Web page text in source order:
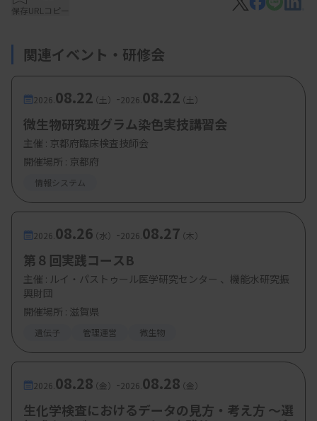
・小児がん領域におけるゲノム医療の現状と課題
その解決に向けて
・呼吸器疾患領域におけるゲノム医療の現状と課
題その解決に向けて
・小児専門医療機関における遺伝性希少難病を対
象としたゲノム医療の取組について
・米国と日本におけるゲノム医療の実装を見据え
て
ランチョンセミナー
・信州大学医学部附属病院の遺伝学的検査：胸痛ワ
ークフローで取り組むための各種検査法の開発
第２部 教育講演
・医療DXの現在と未来
保存URLコピー
関連イベント・研修会
2026. 08.22（土） -2026. 08.22（土）
微生物研究班グラム染色実技講習会
主催 : 京都府臨床検査技師会
開催場所 : 京都府
情報システム
2026. 08.26（水） -2026. 08.27（木）
第８回実践コースB
主催 : ルイ・パストゥール医学研究センター 、機能水研究振
興財団
開催場所 : 滋賀県
遺伝子 管理運営 微生物
2026. 08.28（金） -2026. 08.28（金）
生化学検査におけるデータの見方・考え方 ～選